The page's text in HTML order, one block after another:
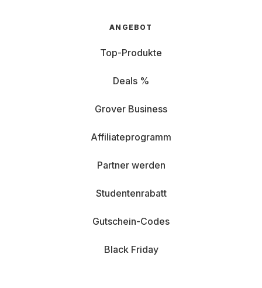
ANGEBOT
Top-Produkte
Deals %
Grover Business
Affiliateprogramm
Partner werden
Studentenrabatt
Gutschein-Codes
Black Friday